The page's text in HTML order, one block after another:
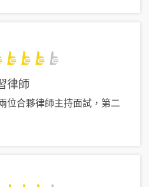
律師
位合夥律師主持面試，第二